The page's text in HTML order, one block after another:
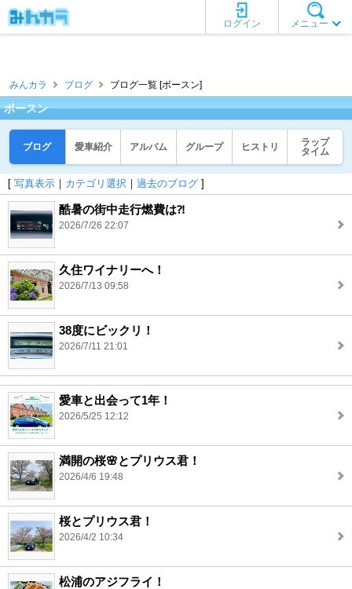
メニュー
ログイン
みんカラ ブログ ブログ一覧 [ボースン]
ボースン
ブログ 愛車紹介 アルバム グループ ヒストリ
ラップ
タイム
[ 写真表示 ｜ カテゴリ選択 ｜ 過去のブログ ]
酷暑の街中走行燃費は⁈
2026/7/26 22:07
久住ワイナリーへ！
2026/7/13 09:58
38度にビックリ！
2026/7/11 21:01
愛車と出会って1年！
2026/5/25 12:12
満開の桜🌸とプリウス君！
2026/4/6 19:48
桜とプリウス君！
2026/4/2 10:34
松浦のアジフライ！